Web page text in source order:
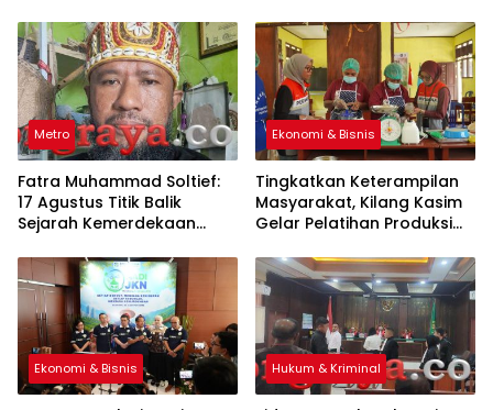
Metro
Fatra Muhammad Soltief:
17 Agustus Titik Balik
Sejarah Kemerdekaan
Ekonomi & Bisnis
Tingkatkan Keterampilan
Masyarakat, Kilang Kasim
Gelar Pelatihan Produksi
Ekonomi & Bisnis Hukum & Kriminal